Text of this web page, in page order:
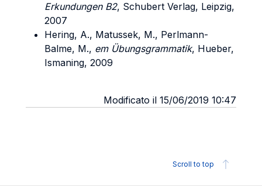
Erkundungen B2, Schubert Verlag, Leipzig,
2007
Hering, A., Matussek, M., Perlmann-
Balme, M., em Übungsgrammatik, Hueber,
Ismaning, 2009
Modificato il 15/06/2019 10:47
Scroll to top